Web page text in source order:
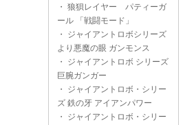
・ 狼狽レイヤー パティーガ
ール 「戦闘モード」
・ ジャイアントロボシリーズ
より悪魔の眼 ガンモンス
・ ジャイアントロボ シリーズ
巨腕ガンガー
・ ジャイアントロボ・シリー
ズ 鉄の牙 アイアンパワー
・ ジャイアントロボ・シリー